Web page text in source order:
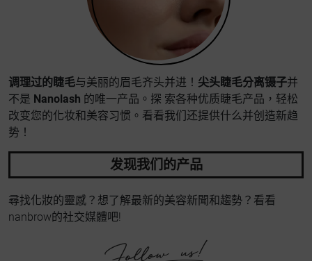
调理过的睫毛与美丽的眉毛齐头并进！ 尖头睫毛分离镊子并
不是 Nanolash 的唯一产品。探 索各种优质睫毛产品，轻松
改变您的化妆和美容习惯。看看我们还提供什么并创造新趋
势！
发现我们的产品
尋找化妝的靈感？想了解最新的美容新聞和趨勢？看看
nanbrow的社交媒體吧!